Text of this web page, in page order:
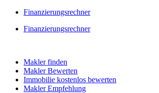
Skip
content
Finanzierungsrechner
Finanzierungsrechner
Makler finden
Makler Bewerten
Immobilie kostenlos bewerten
Makler Empfehlung